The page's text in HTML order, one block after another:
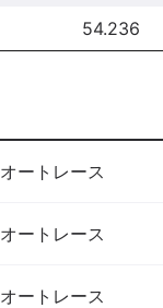
54.236
オートレース
オートレース
オートレース